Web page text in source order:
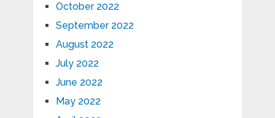
October 2022
September 2022
August 2022
July 2022
June 2022
May 2022